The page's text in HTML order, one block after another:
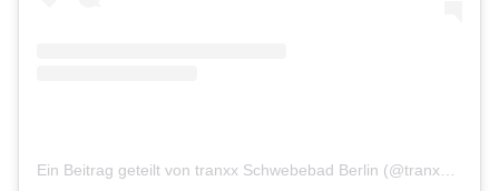
Ein Beitrag geteilt von tranxx Schwebebad Berlin (@tranxx_berlin)